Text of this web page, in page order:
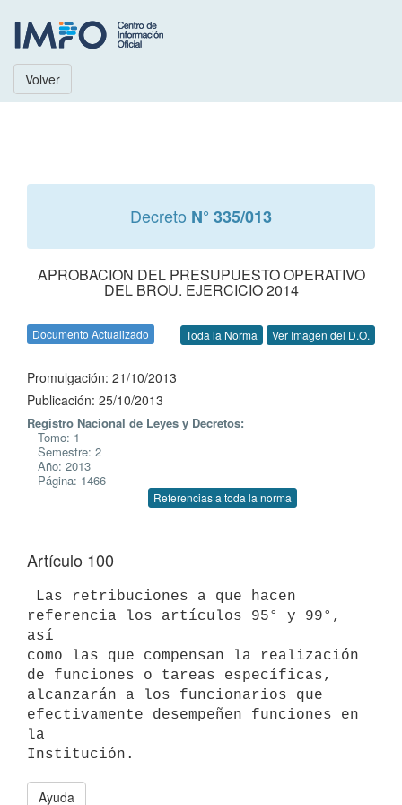
Volver
Decreto N° 335/013
APROBACION DEL PRESUPUESTO OPERATIVO
DEL BROU. EJERCICIO 2014
Documento Actualizado Toda la Norma Ver Imagen del D.O.
Promulgación: 21/10/2013
Publicación: 25/10/2013
Registro Nacional de Leyes y Decretos:
Tomo: 1
Semestre: 2
Año: 2013
Página: 1466
Referencias a toda la norma
Artículo 100
referencia los artículos 95° y 99°,
así
como las que compensan la realización
de funciones o tareas específicas,
alcanzarán a los funcionarios que
efectivamente desempeñen funciones en
la
Ayuda